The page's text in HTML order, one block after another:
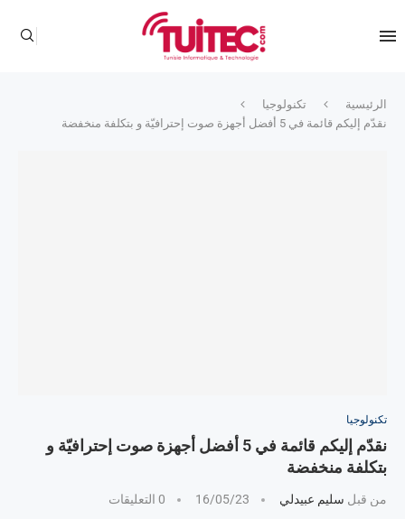
الرئيسية
تكنولوجيا
نقدّم إليكم قائمة في 5 أفضل أجهزة صوت إحترافيّة و بتكلفة منخفضة
تكنولوجيا
نقدّم إليكم قائمة في 5 أفضل أجهزة صوت إحترافيّة و
بتكلفة منخفضة
من قبل سليم عبيدلي 16/05/23 0 التعليقات